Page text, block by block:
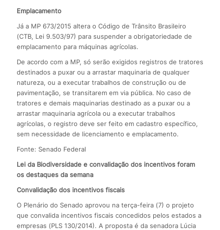
Emplacamento
Já a MP 673/2015 altera o Código de Trânsito Brasileiro
(CTB, Lei 9.503/97) para suspender a obrigatoriedade de
emplacamento para máquinas agrícolas.
De acordo com a MP, só serão exigidos registros de tratores
destinados a puxar ou a arrastar maquinaria de qualquer
natureza, ou a executar trabalhos de construção ou de
pavimentação, se transitarem em via pública. No caso de
tratores e demais maquinarias destinado as a puxar ou a
arrastar maquinaria agrícola ou a executar trabalhos
agrícolas, o registro deve ser feito em cadastro específico,
sem necessidade de licenciamento e emplacamento.
Fonte: Senado Federal
Lei da Biodiversidade e convalidação dos incentivos foram
os destaques da semana
Convalidação dos incentivos fiscais
O Plenário do Senado aprovou na terça-feira (7) o projeto
que convalida incentivos fiscais concedidos pelos estados a
empresas (PLS 130/2014). A proposta é da senadora Lúcia